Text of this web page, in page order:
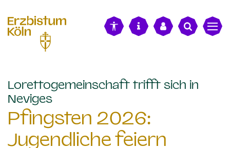
Lorettogemeinschaft trifft sich in
Neviges:
Pfingsten 2026:
Jugendliche feiern